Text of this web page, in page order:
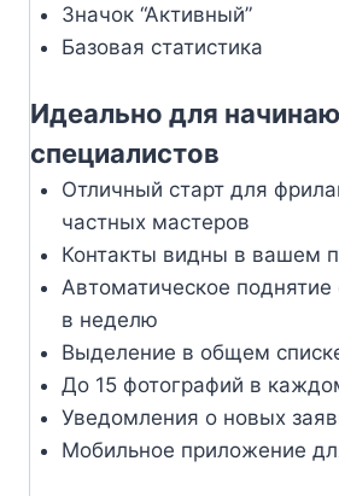
Значок “Активный”
Базовая статистика
Идеально для
специалистов
Отличный старт для
частных мастеров
Контакты видны в вашем
Автоматическое поднятие
в неделю
Выделение в общем
До 15 фотографий в
Уведомления о новых
Мобильное приложение